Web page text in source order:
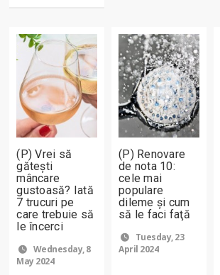
(P) Vrei să
găteşti
mâncare
gustoasă? Iată
7 trucuri pe
care trebuie să
le încerci
Wednesday, 8
May 2024
(P) Renovare
de nota 10:
cele mai
populare
dileme şi cum
să le faci faţă
Tuesday, 23
April 2024